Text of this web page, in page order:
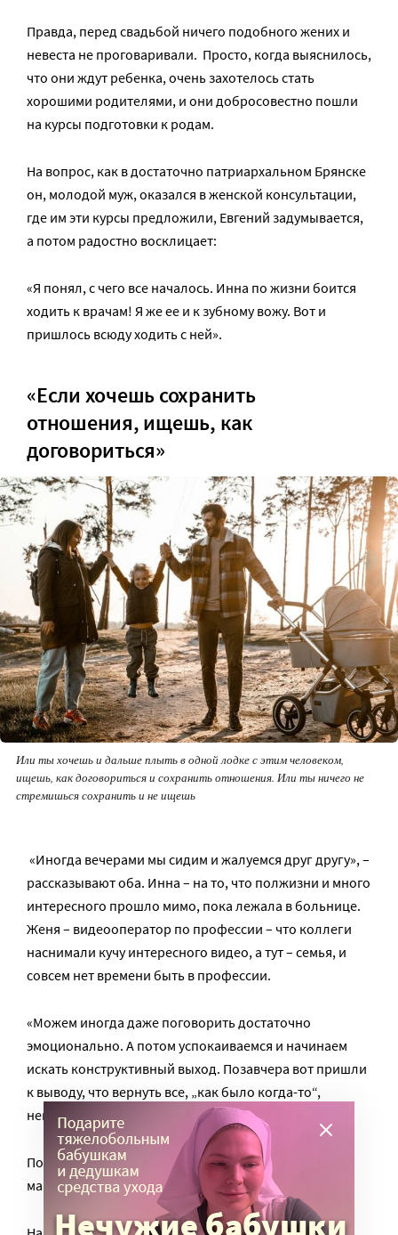
Правда, перед свадьбой ничего подобного жених и
невеста не проговаривали. Просто, когда выяснилось,
что они ждут ребенка, очень захотелось стать
хорошими родителями, и они добросовестно пошли
на курсы подготовки к родам.
На вопрос, как в достаточно патриархальном Брянске
он, молодой муж, оказался в женской консультации,
где им эти курсы предложили, Евгений задумывается,
а потом радостно восклицает:
«Я понял, с чего все началось. Инна по жизни боится
ходить к врачам! Я же ее и к зубному вожу. Вот и
пришлось всюду ходить с ней».
«Если хочешь сохранить
отношения, ищешь, как
договориться»
Или ты хочешь и дальше плыть в одной лодке с этим человеком,
ищешь, как договориться и сохранить отношения. Или ты ничего не
стремишься сохранить и не ищешь
«Иногда вечерами мы сидим и жалуемся друг другу», –
рассказывают оба. Инна – на то, что полжизни и много
интересного прошло мимо, пока лежала в больнице.
Женя – видеооператор по профессии – что коллеги
наснимали кучу интересного видео, а тут – семья, и
совсем нет времени быть в профессии.
«Можем иногда даже поговорить достаточно
эмоционально. А потом успокаиваемся и начинаем
искать конструктивный выход. Позавчера вот пришли
к выводу, что вернуть все, „как было когда-то“,
невозможно».
По итогам обсуждений Евгений пока купил себе
макрокамеру и пытается кое-что снимать дома.